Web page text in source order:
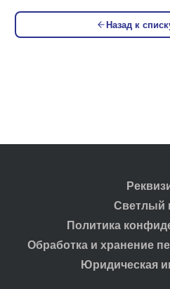
Назад к
Светлый
Политика
Обработка и хранение
Юридическая